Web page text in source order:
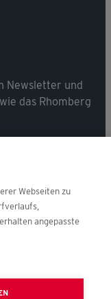
Newsletter und
das Rhomberg
Webseiten zu
angepasste